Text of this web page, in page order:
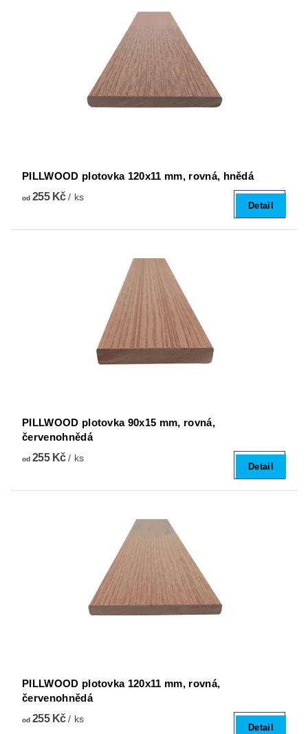
PILLWOOD plotovka 120x11 mm, rovná, hnědá
od255 Kč/ ks
Detail
PILLWOOD plotovka 90x15 mm, rovná,
červenohnědá
od255 Kč/ ks
Detail
PILLWOOD plotovka 120x11 mm, rovná,
červenohnědá
od255 Kč/ ks
Detail